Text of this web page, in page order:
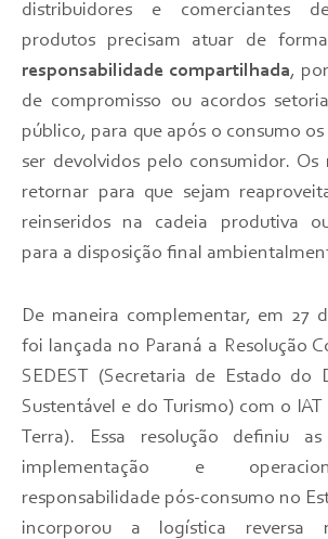
distribuidores e comerciantes
produtos precisam atuar de
responsabilidade compartilhada,
de compromisso ou acordos
público, para que após o consumo os
ser devolvidos pelo consumidor. Os
retornar para que sejam
reinseridos na cadeia produtiva
para a disposição final
De maneira complementar, em 27
foi lançada no Paraná a Resolução
SEDEST (Secretaria de Estado do
Sustentável e do Turismo) com o
Terra). Essa resolução definiu
implementação e
responsabilidade pós-consumo no
incorporou a logística